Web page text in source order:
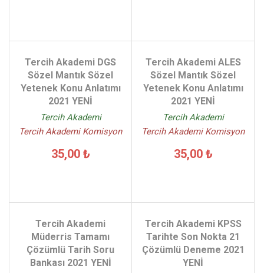
Tercih Akademi DGS
Sözel Mantık Sözel
Yetenek Konu Anlatımı
2021 YENİ
Tercih Akademi
Tercih Akademi Komisyon
35,00 ₺
Tercih Akademi ALES
Sözel Mantık Sözel
Yetenek Konu Anlatımı
2021 YENİ
Tercih Akademi
Tercih Akademi Komisyon
35,00 ₺
Tercih Akademi
Müderris Tamamı
Çözümlü Tarih Soru
Bankası 2021 YENİ
Tercih Akademi KPSS
Tarihte Son Nokta 21
Çözümlü Deneme 2021
YENİ